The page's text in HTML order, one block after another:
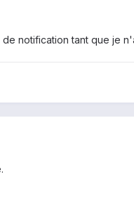
notification tant que je